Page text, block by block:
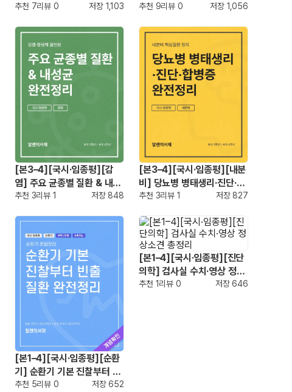
1page 정리
추천 7리뷰 0 저장 1,103
종합정리
추천 9리뷰 0 저장 1,056
[본3–4][국시·임종평][감
염] 주요 균종별 질환 & 내성
균 완전정리
추천 3리뷰 1 저장 848
[본3–4][국시·임종평][내분
비] 당뇨병 병태생리·진단·합
병증 완전정리
추천 3리뷰 1 저장 827
[본1–4][국시·임종평][순환
기] 순환기 기본 진찰부터 빈
출 질환 완전정리
추천 5리뷰 0 저장652
[본1–4][국시·임종평][진단
의학] 검사실 수치·영상 정상
소견 총정리
추천 1리뷰 0 저장646